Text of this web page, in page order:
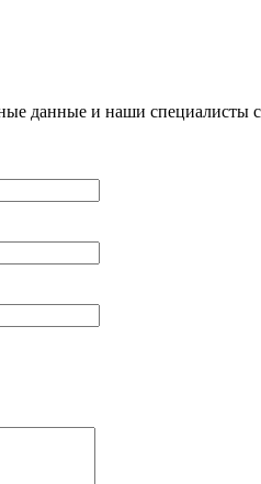
данные и наши специалисты